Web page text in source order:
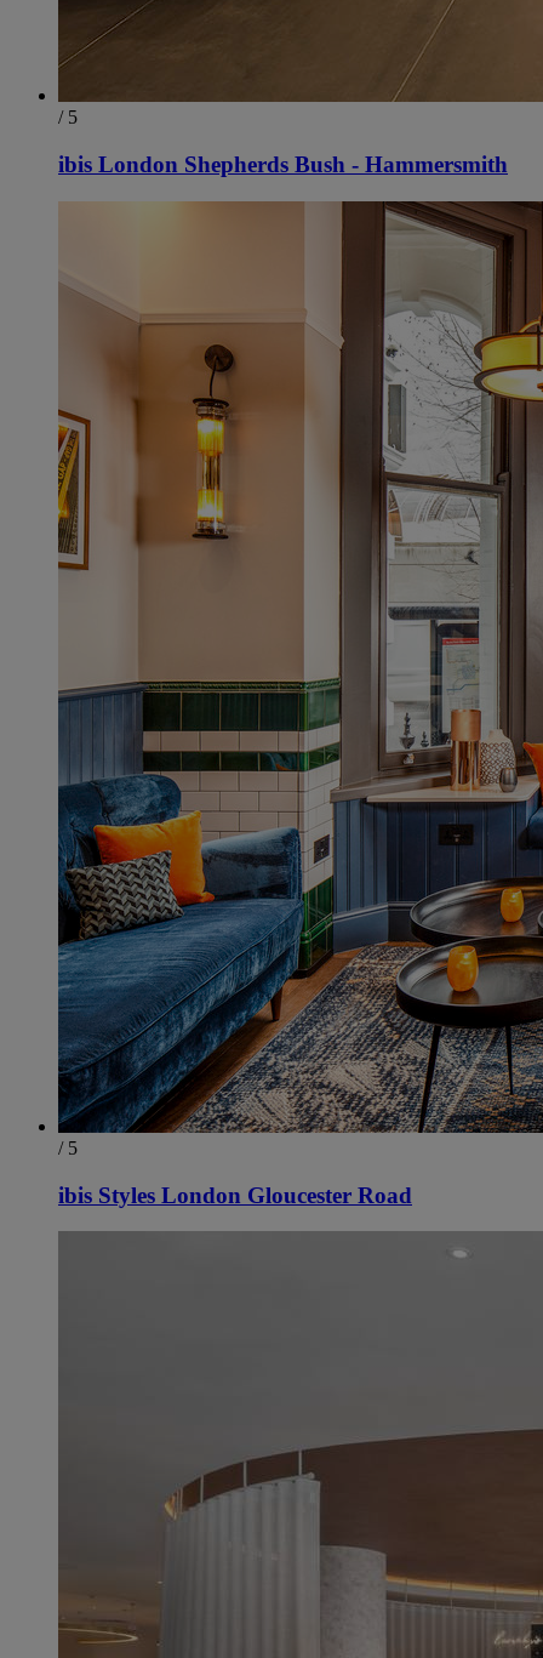
/ 5
ibis London Shepherds Bush - Hammersmith
/ 5
ibis Styles London Gloucester Road